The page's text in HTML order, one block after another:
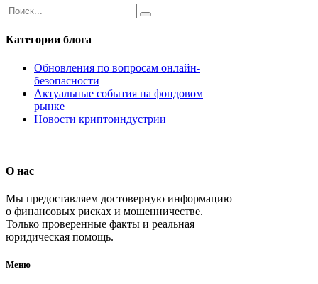
Категории блога
Обновления по вопросам онлайн-
безопасности
Актуальные события на фондовом
рынке
Новости криптоиндустрии
О нас
Мы предоставляем достоверную информацию
о финансовых рисках и мошенничестве.
Только проверенные факты и реальная
юридическая помощь.
Меню